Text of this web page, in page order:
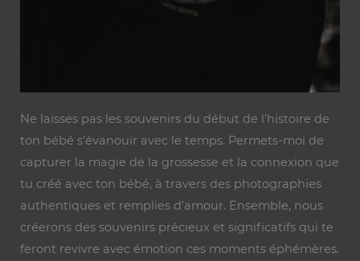
Ne laisses pas les souvenirs du début de l’histoire de
ton bébé s’évanouir avec le temps. Permets-moi de
capturer la magie de la grossesse et la connexion que
tu créé avec ton bébé, à travers des photographies
authentiques et remplies d’amour. Ensemble, nous
créerons des souvenirs précieux et significatifs qui te
feront revivre avec émotion ces moments éphémères.